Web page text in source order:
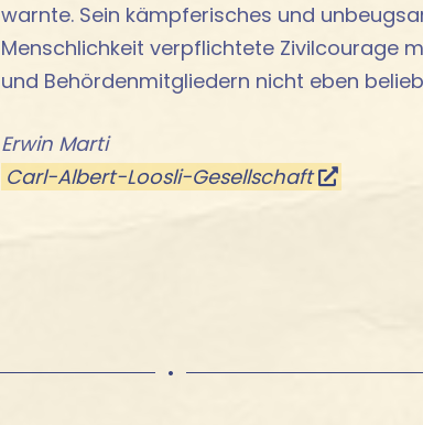
warnte. Sein kämpferisches und
Menschlichkeit verpflichtete Zivilcourage
und Behördenmitgliedern nicht eben
Erwin Marti
Carl-Albert-Loosli-Gesellschaft
•